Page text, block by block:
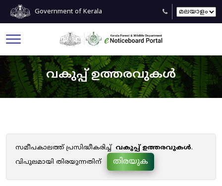
Government of Kerala
വകുപ്പ് ഉത്തരവുകൾ
സമീപകാലത്ത് പ്രസിദ്ധീകരിച്ച് വകുപ്പ് ഉത്തരവുകൾ.
വിപുലമായി തിരയുന്നതിന്
തിരയുക